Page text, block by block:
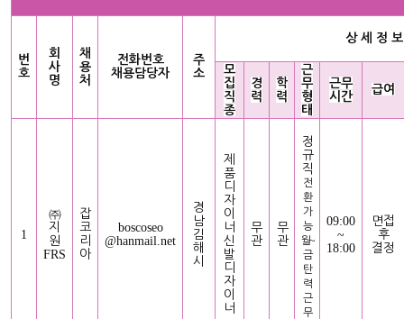
번
호
회
사
명
채
용
처
전화번호
채용담당자
주
소
상 세 정 보
모
집
직
종
경
력
학
력
근
무
형
태
근무
시간
급여
1
㈜
지
원
FRS
잡
코
리
아
boscoseo
@hanmail.net
경
남
김
해
시
제
품
디
자
이
너
신
발
디
자
이
너
무
관
무
관
정
규
직
전
환
가
능
월~
금
탄
력
근
무
09:00
~
18:00
면접
후
결정